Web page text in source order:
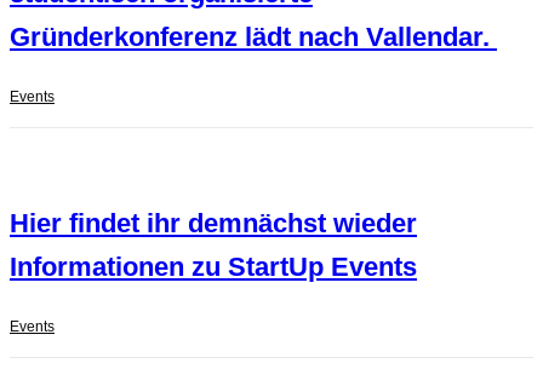
Gründerkonferenz lädt nach Vallendar.
Events
Hier findet ihr demnächst wieder
Informationen zu StartUp Events
Events